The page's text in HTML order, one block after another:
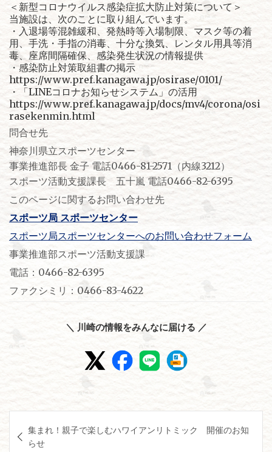
＜新型コロナウイルス感染症拡大防止対策について＞
当施設は、次のことに取り組んでいます。
・入退場等混雑緩和、発熱時等入場制限、マスク等の着
用、手洗・手指の消毒、十分な換気、レンタル用具等消
毒、座席間隔確保、感染発生状況の情報提供
・感染防止対策取組書の掲示
https://www.pref.kanagawa.jp/osirase/0101/
・「LINEコロナお知らせシステム」の活用
https://www.pref.kanagawa.jp/docs/mv4/corona/osi
rasekenmin.html
問合せ先
神奈川県立スポーツセンター
事業推進部長 金子 電話0466-81-2571（内線3212）
スポーツ活動支援課長 五十嵐 電話0466-82-6395
このページに関するお問い合わせ先
スポーツ局 スポーツセンター
スポーツ局スポーツセンターへのお問い合わせフォーム
事業推進部スポーツ活動支援課
電話：0466-82-6395
ファクシミリ：0466-83-4622
＼ 川崎の情報をみんなに届ける ／
稿 集まれ！親子で楽しむハワイアンリトミック 開催のお知
らせ